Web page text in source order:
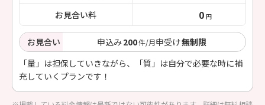
お見合い料 0 円
お見合い 申込み200件/月申受け無制限
「量」は担保していきながら、「質」は自分で必要な時に補
充していくプランです！